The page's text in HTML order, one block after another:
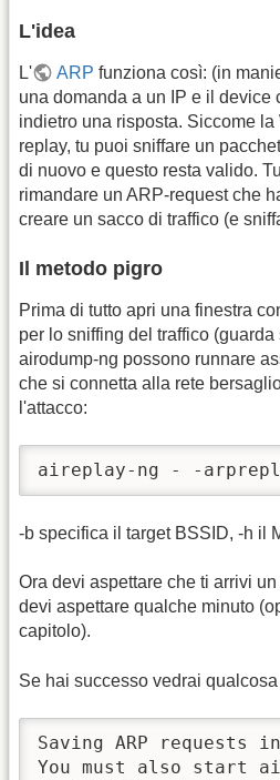
L'idea
L' ARP funziona così: (in
una domanda a un IP e il device
indietro una risposta. Siccome la
replay, tu puoi sniffare un
di nuovo e questo resta valido.
rimandare un ARP-request che
creare un sacco di traffico (e
Il metodo pigro
Prima di tutto apri una finestra
per lo sniffing del traffico
airodump-ng possono runnare
che si connetta alla rete
l'attacco:
aireplay-ng - -
-b specifica il target BSSID, -h il
Ora devi aspettare che ti arrivi
devi aspettare qualche minuto
capitolo).
Se hai successo vedrai
Saving ARP requests
You must also start